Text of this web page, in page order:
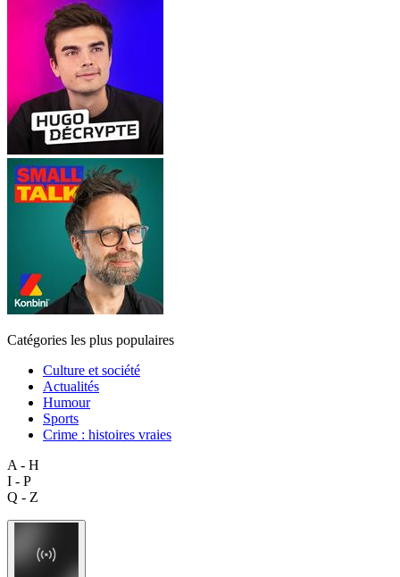
Catégories les plus populaires
Culture et société
Actualités
Humour
Sports
Crime : histoires vraies
A - H
I - P
Q - Z